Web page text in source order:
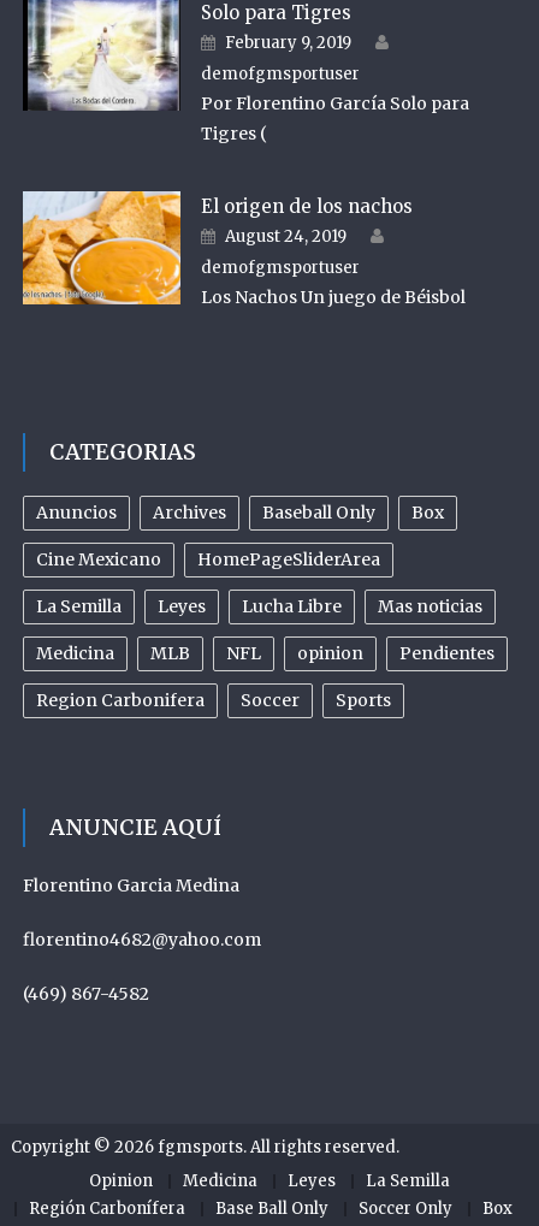
Solo para Tigres
Posted on
February 9, 2019
demofgmsportuser
Por Florentino García Solo para
Tigres (
El origen de los nachos
Posted on
August 24, 2019
demofgmsportuser
Los Nachos Un juego de Béisbol
CATEGORIAS
Anuncios Archives Baseball Only Box
Cine Mexicano HomePageSliderArea
La Semilla Leyes Lucha Libre Mas noticias
Medicina MLB NFL opinion Pendientes
Region Carbonifera Soccer Sports
ANUNCIE AQUÍ
Florentino Garcia Medina
florentino4682@yahoo.com
(469) 867-4582
Copyright © 2026fgmsports. All rights reserved.
Opinion
Medicina Leyes
La Semilla
Región Carbonífera
Base Ball Only Soccer Only Box